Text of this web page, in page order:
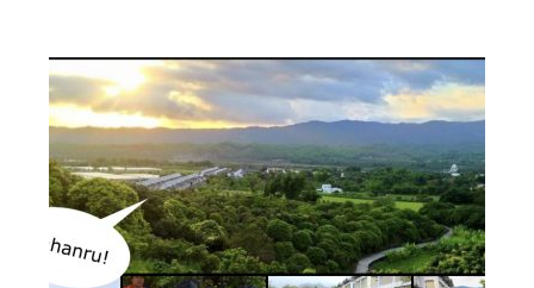
祭儀信仰
工藝服飾
民族植物
風味飲食
歌舞文化